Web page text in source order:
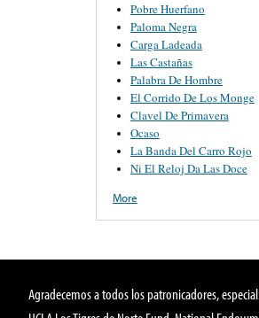
Pobre Huerfano
Paloma Negra
Carga Ladeada
Las Castañas
Palabra De Hombre
El Corrido De Los Monge
Clavel De Primavera
Ocaso
La Banda Del Carro Rojo
Ni El Reloj Da Las Doce
More
Agradecemos a todos los patronicadores,